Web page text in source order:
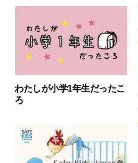
わたしが小学1年生だったこ
ろ